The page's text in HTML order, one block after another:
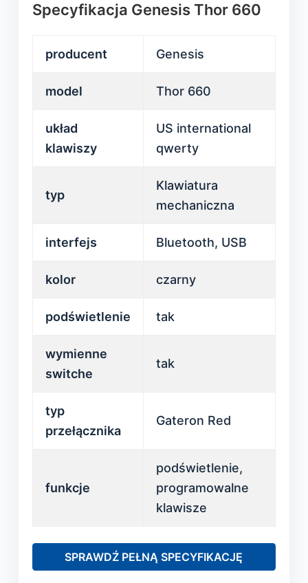
Specyfikacja Genesis Thor 660
producent Genesis
model Thor 660
układ
klawiszy
US international
qwerty
typ
Klawiatura
mechaniczna
interfejs Bluetooth, USB
kolor czarny
podświetlenie tak
wymienne
switche
tak
typ
przełącznika
Gateron Red
funkcje
podświetlenie,
programowalne
klawisze
SPRAWDŹ PEŁNĄ SPECYFIKACJĘ